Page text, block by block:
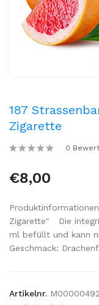
187
Zigarette
0
€8,00
Zigarette" Die
ml befüllt und kann
Geschmack:
Artikelnr. M00000492